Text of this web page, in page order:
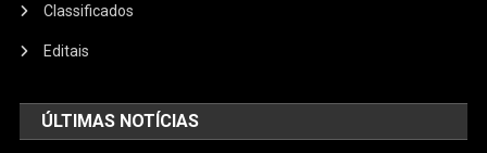
Classificados
Editais
ÚLTIMAS NOTÍCIAS